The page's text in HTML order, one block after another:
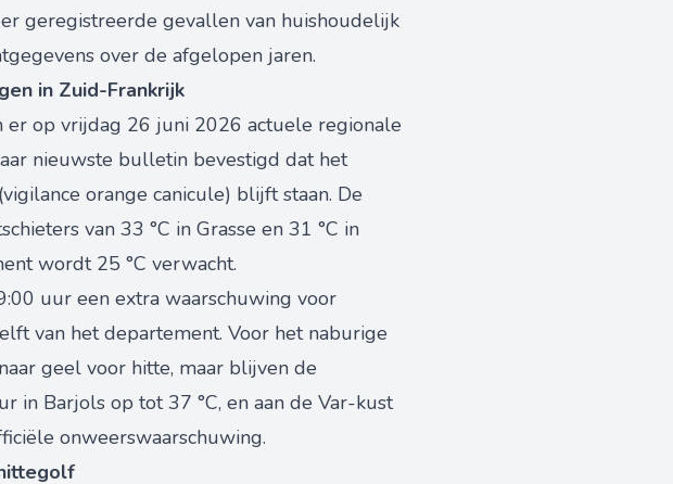
geregistreerde gevallen van huishoudelijk
over de afgelopen jaren.
in Zuid-Frankrijk
er op vrijdag 26 juni 2026 actuele regionale
nieuwste bulletin bevestigd dat het
orange canicule) blijft staan. De
van 33 °C in Grasse en 31 °C in
wordt 25 °C verwacht.
uur een extra waarschuwing voor
van het departement. Voor het naburige
geel voor hitte, maar blijven de
in Barjols op tot 37 °C, en aan de Var-kust
onweerswaarschuwing.